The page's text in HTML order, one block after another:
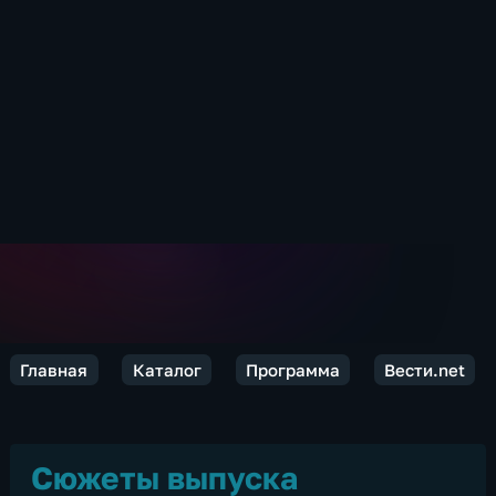
Главная Каталог Программа Вести.net
Сюжеты выпуска